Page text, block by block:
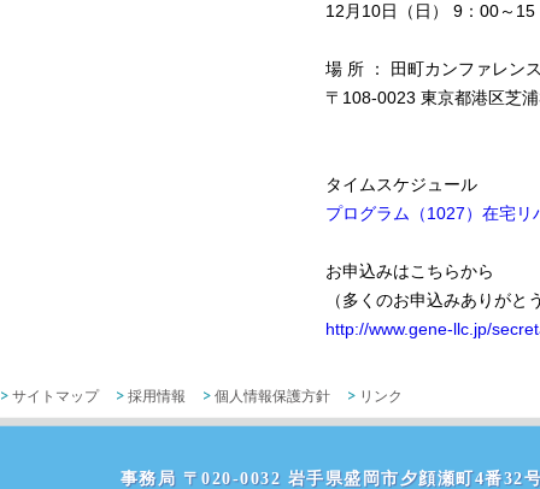
12月10日（日） 9：00～15
場 所 ： 田町カンファレン
〒108-0023 東京都港区芝
タイムスケジュール
プログラム（1027）在宅
お申込みはこちらから
（多くのお申込みありが
http://www.gene-llc.jp/
サイトマップ 採用情報 個人情報保護方針 リンク
事務局 〒020-0032 岩手県盛岡市夕顔瀬町4番32